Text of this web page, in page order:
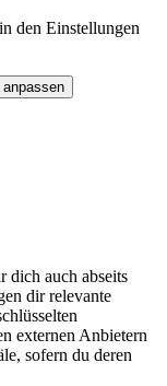
den Einstellungen
anpassen
auch abseits
dir relevante
externen Anbietern
sofern du deren